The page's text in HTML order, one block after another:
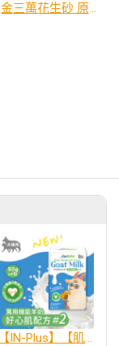
金三萬花生砂 原味/藍風鈴
【IN-Plus】【肌力保健】萬用機能羊奶 #2 好心肌配方 (50克x4包)(犬貓保健品)